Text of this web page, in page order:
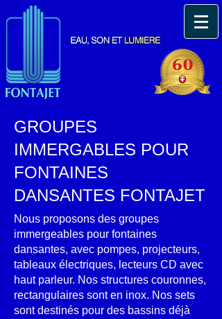
GROUPES
IMMERGABLES POUR
FONTAINES
DANSANTES FONTAJET
Nous proposons des groupes
immergeables pour fontaines
dansantes, avec pompes, projecteurs,
tableaux électriques, lecteurs CD avec
haut parleur. Nos structures couronnes,
rectangulaires sont en inox. Nos sets
sont destinés pour des bassins déjà